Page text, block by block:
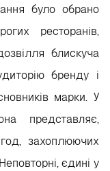
було обрано
ресторанів,
блискуча
бренду і
марки. У
представляє,
захоплюючих
єдині у